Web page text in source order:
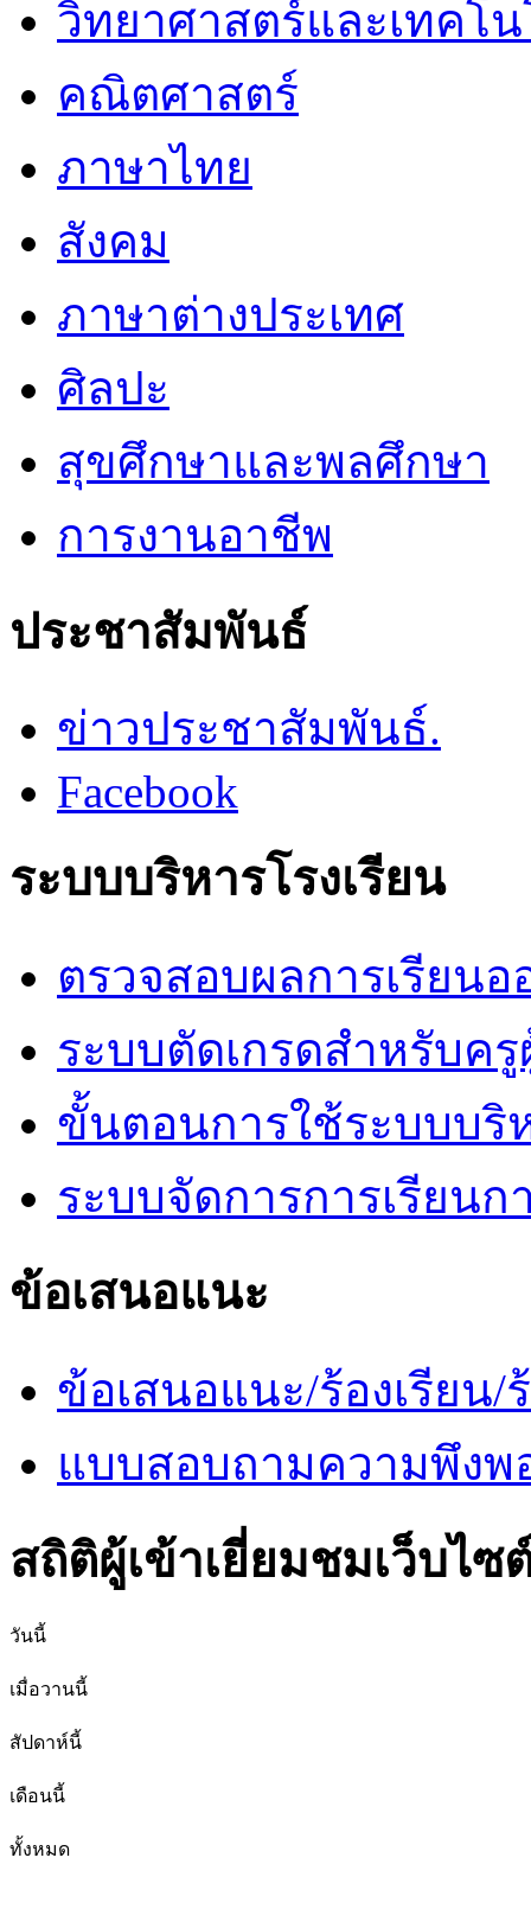
วิทยาศาสตร์และเทคโ
คณิตศาสตร์
ภาษาไทย
สังคม
ภาษาต่างประเทศ
ศิลปะ
สุขศึกษาและพลศึกษา
การงานอาชีพ
ประชาสัมพันธ์
ข่าวประชาสัมพันธ์.
Facebook
ระบบบริหารโรงเรียน
ตรวจสอบผลการเรียน
ระบบตัดเกรดสำหรับค
ขั้นตอนการใช้ระบบบริ
ระบบจัดการการเรียน
ข้อเสนอแนะ
ข้อเสนอแนะ/ร้องเรียน/
แบบสอบถามความพึงพ
สถิติผู้เข้าเยี่ยมชมเว็บไซ
วันนี้
เมื่อวานนี้
สัปดาห์นี้
เดือนนี้
ทั้งหมด